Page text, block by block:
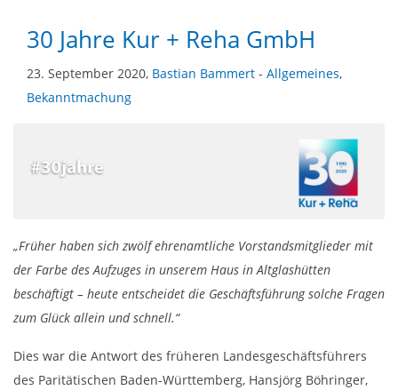
30 Jahre Kur + Reha GmbH
23. September 2020, Bastian Bammert - Allgemeines,
Bekanntmachung
„Früher haben sich zwölf ehrenamtliche Vorstandsmitglieder mit
der Farbe des Aufzuges in unserem Haus in Altglashütten
beschäftigt – heute entscheidet die Geschäftsführung solche Fragen
zum Glück allein und schnell.“
Dies war die Antwort des früheren Landesgeschäftsführers
des Paritätischen Baden-Württemberg, Hansjörg Böhringer,